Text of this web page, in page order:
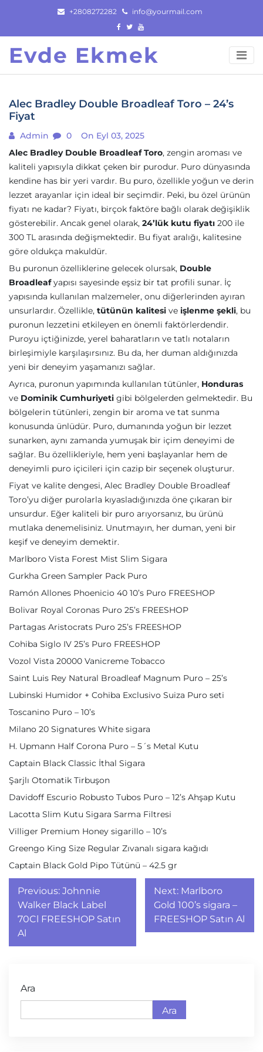
content
+2808272282 info@yourmail.com
Evde Ekmek
Alec Bradley Double Broadleaf Toro – 24’s
Fiyat
Admin 0
On Eyl 03, 2025
Alec Bradley Double Broadleaf Toro, zengin aroması ve
kaliteli yapısıyla dikkat çeken bir purodur. Puro dünyasında
kendine has bir yeri vardır. Bu puro, özellikle yoğun ve derin
lezzet arayanlar için ideal bir seçimdir. Peki, bu özel ürünün
fiyatı ne kadar? Fiyatı, birçok faktöre bağlı olarak değişiklik
gösterebilir. Ancak genel olarak, 24’lük kutu fiyatı 200 ile
300 TL arasında değişmektedir. Bu fiyat aralığı, kalitesine
göre oldukça makuldür.
Bu puronun özelliklerine gelecek olursak, Double
Broadleafyapısı sayesinde eşsiz bir tat profili sunar. İç
yapısında kullanılan malzemeler, onu diğerlerinden ayıran
unsurlardır. Özellikle, tütünün kalitesi ve işlenme şekli, bu
puronun lezzetini etkileyen en önemli faktörlerdendir.
Puroyu içtiğinizde, yerel baharatların ve tatlı notaların
birleşimiyle karşılaşırsınız. Bu da, her duman aldığınızda
yeni bir deneyim yaşamanızı sağlar.
Ayrıca, puronun yapımında kullanılan tütünler, Honduras
ve Dominik Cumhuriyeti gibi bölgelerden gelmektedir. Bu
bölgelerin tütünleri, zengin bir aroma ve tat sunma
konusunda ünlüdür. Puro, dumanında yoğun bir lezzet
sunarken, aynı zamanda yumuşak bir içim deneyimi de
sağlar. Bu özellikleriyle, hem yeni başlayanlar hem de
deneyimli puro içicileri için cazip bir seçenek oluşturur.
Fiyat ve kalite dengesi, Alec Bradley Double Broadleaf
Toro’yu diğer purolarla kıyasladığınızda öne çıkaran bir
unsurdur. Eğer kaliteli bir puro arıyorsanız, bu ürünü
mutlaka denemelisiniz. Unutmayın, her duman, yeni bir
keşif ve deneyim demektir.
Marlboro Vista Forest Mist Slim Sigara
Gurkha Green Sampler Pack Puro
Ramón Allones Phoenicio 40 10’s Puro FREESHOP
Bolivar Royal Coronas Puro 25’s FREESHOP
Partagas Aristocrats Puro 25’s FREESHOP
Cohiba Siglo IV 25’s Puro FREESHOP
Vozol Vista 20000 Vanicreme Tobacco
Saint Luis Rey Natural Broadleaf Magnum Puro – 25’s
Lubinski Humidor + Cohiba Exclusivo Suiza Puro seti
Toscanino Puro – 10’s
Milano 20 Signatures White sigara
H. Upmann Half Corona Puro – 5´s Metal Kutu
Captain Black Classic İthal Sigara
Şarjlı Otomatik Tirbuşon
Davidoff Escurio Robusto Tubos Puro – 12’s Ahşap Kutu
Lacotta Slim Kutu Sigara Sarma Filtresi
Villiger Premium Honey sigarillo – 10’s
Greengo King Size Regular Zıvanalı sigara kağıdı
Captain Black Gold Pipo Tütünü – 42.5 gr
Yazı
gezinmesi
Previous: Johnnie
Walker Black Label
70Cl FREESHOP Satın
Al
Next: Marlboro
Gold 100’s sigara –
FREESHOP Satın Al
Ara
Ara